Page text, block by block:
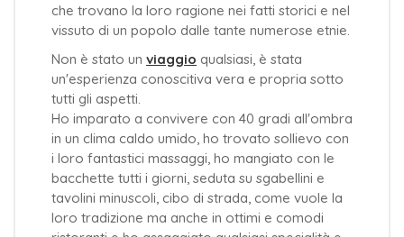
che trovano la loro ragione nei fatti storici e nel
vissuto di un popolo dalle tante numerose etnie.
Non è stato un viaggio qualsiasi, è stata
un'esperienza conoscitiva vera e propria sotto
tutti gli aspetti.
Ho imparato a convivere con 40 gradi all'ombra
in un clima caldo umido, ho trovato sollievo con
i loro fantastici massaggi, ho mangiato con le
bacchette tutti i giorni, seduta su sgabellini e
tavolini minuscoli, cibo di strada, come vuole la
loro tradizione ma anche in ottimi e comodi